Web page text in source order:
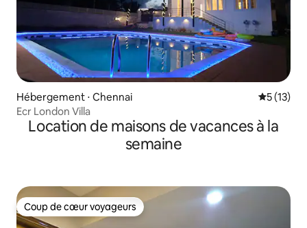
Hébergement ⋅ Chennai
5 (13)
Ecr London Villa
Location de maisons de vacances à la
semaine
Coup de cœur voyageurs
Coup de cœur voyageurs